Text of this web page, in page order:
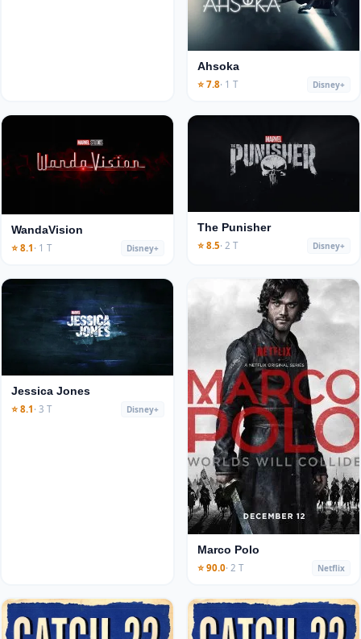
Ahsoka
⭐ 7.8· 1 T Disney+
WandaVision
⭐ 8.1 · 1 T Disney+
The Punisher
⭐ 8.5· 2 T Disney+
Jessica Jones
⭐ 8.1 · 3 T Disney+
Marco Polo
⭐ 90.0· 2 T Netflix